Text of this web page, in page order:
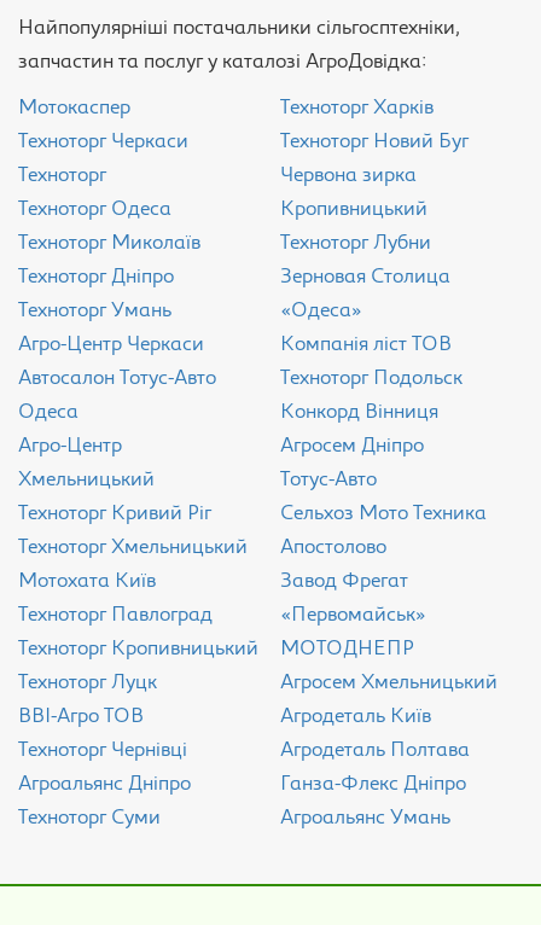
Найпопулярніші постачальники сільгосптехніки,
запчастин та послуг у каталозі АгроДовідка:
Мотокаспер
Техноторг Черкаси
Техноторг
Техноторг Одеса
Техноторг Миколаїв
Техноторг Дніпро
Техноторг Умань
Агро-Центр Черкаси
Aвтосалон Тотус-Авто
Одеса
Агро-Центр
Хмельницький
Техноторг Кривий Ріг
Техноторг Хмельницький
Мотохата Київ
Техноторг Павлоград
Техноторг Кропивницький
Техноторг Луцк
ВВІ-Агро ТОВ
Техноторг Чернівці
Агроальянс Дніпро
Техноторг Суми
Техноторг Харків
Техноторг Новий Буг
Червона зирка
Кропивницький
Техноторг Лубни
Зерновая Столица
«Одеса»
Компанія ліст ТОВ
Техноторг Подольск
Конкорд Вінниця
Агросем Дніпро
Тотус-Авто
Сельхоз Мото Техника
Апостолово
Завод Фрегат
«Первомайськ»
МОТОДНЕПР
Агросем Хмельницький
Агродеталь Київ
Агродеталь Полтава
Ганза-Флекс Дніпро
Агроальянс Умань